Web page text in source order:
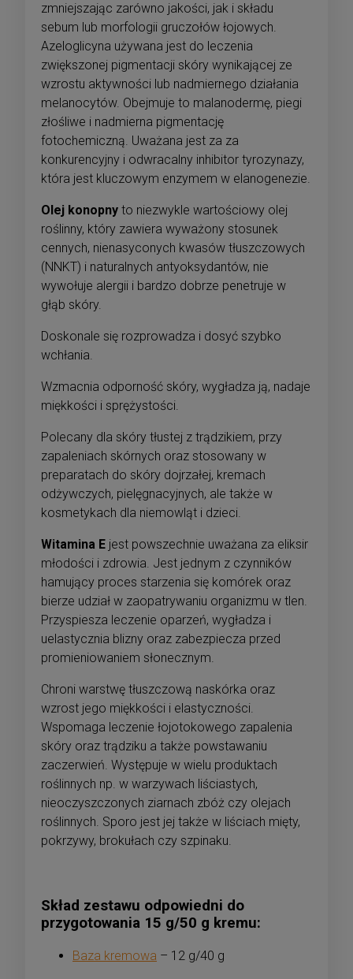
zmniejszając zarówno jakości, jak i składu
sebum lub morfologii gruczołów łojowych.
Azeloglicyna używana jest do leczenia
zwiększonej pigmentacji skóry wynikającej ze
wzrostu aktywności lub nadmiernego działania
melanocytów. Obejmuje to malanodermę, piegi
złośliwe i nadmierna pigmentację
fotochemiczną. Uważana jest za za
konkurencyjny i odwracalny inhibitor tyrozynazy,
która jest kluczowym enzymem w elanogenezie.
Olej konopny to niezwykle wartościowy olej
roślinny, który zawiera wyważony stosunek
cennych, nienasyconych kwasów tłuszczowych
(NNKT) i naturalnych antyoksydantów, nie
wywołuje alergii i bardzo dobrze penetruje w
głąb skóry.
Doskonale się rozprowadza i dosyć szybko
wchłania.
Wzmacnia odporność skóry, wygładza ją, nadaje
miękkości i sprężystości.
Polecany dla skóry tłustej z trądzikiem, przy
zapaleniach skórnych oraz stosowany w
preparatach do skóry dojrzałej, kremach
odżywczych, pielęgnacyjnych, ale także w
kosmetykach dla niemowląt i dzieci.
Witamina E jest powszechnie uważana za eliksir
młodości i zdrowia. Jest jednym z czynników
hamujący proces starzenia się komórek oraz
bierze udział w zaopatrywaniu organizmu w tlen.
Przyspiesza leczenie oparzeń, wygładza i
uelastycznia blizny oraz zabezpiecza przed
promieniowaniem słonecznym.
Chroni warstwę tłuszczową naskórka oraz
wzrost jego miękkości i elastyczności.
Wspomaga leczenie łojotokowego zapalenia
skóry oraz trądziku a także powstawaniu
zaczerwień. Występuje w wielu produktach
roślinnych np. w warzywach liściastych,
nieoczyszczonych ziarnach zbóż czy olejach
roślinnych. Sporo jest jej także w liściach mięty,
pokrzywy, brokułach czy szpinaku.
Skład zestawu odpowiedni do
przygotowania 15 g/50 g kremu:
Baza kremowa – 12 g/40 g